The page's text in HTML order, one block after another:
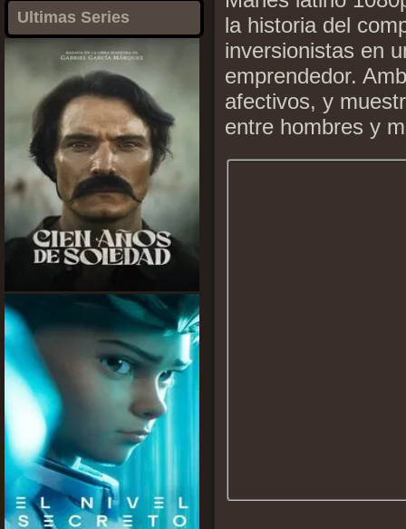
Ultimas Series
la historia del
inversionistas en
emprendedor.
afectivos, y
entre hombres y